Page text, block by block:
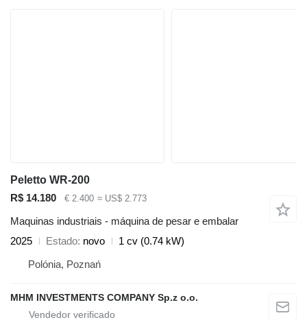
Peletto WR-200
R$ 14.180
€ 2.400 ≈ US$ 2.773
Maquinas industriais - máquina de pesar e embalar
2025
Estado novo
1 cv (0.74 kW)
Polónia, Poznań
MHM INVESTMENTS COMPANY Sp.z o.o.